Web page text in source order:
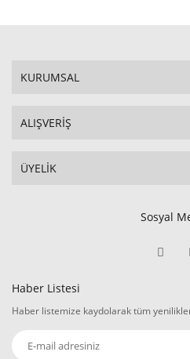
KURUMSAL
ALIŞVERİŞ
ÜYELİK
Sosyal
Haber Listesi
Haber listemize kaydolarak tüm